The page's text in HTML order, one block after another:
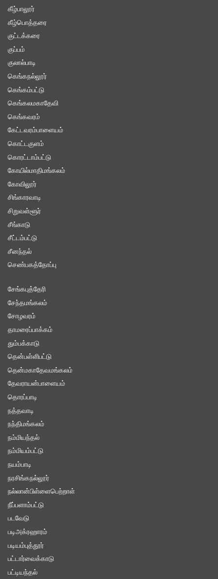
கீழ்பாலூர்
கீழ்பொத்தரை
குட்டக்கரை
குப்பம்
குலால்பாடி
கெங்கநல்லூர்
கெங்கம்பட்டு
கெங்கலமகாதேவி
கெங்கவரம்
கேட்டவரம்பாளையம்
கொட்டகுளம்
கொரட்டாம்பட்டு
கோயில்மாதிமங்கலம்
கோவிலூர்
சிங்காரவாடி
சிறுவள்ளூர்
சீங்காடு
சீட்டம்பட்டு
சீனந்தல்
செண்பகத்தோப்பு
சேங்கபுத்தேரி
சேந்தமங்கலம்
சோழவரம்
தாமரைப்பாக்கம்
தும்பக்காடு
தென்பள்ளிபட்டு
தென்மகாதேவமங்கலம்
தேவராயன்பாளையம்
தொரப்பாடி
நத்தவாடி
நந்திமங்கலம்
நம்மியந்தல்
நம்மியம்பட்டு
நயம்பாடி
நரசிங்கநல்லூர்
நல்லான்பிள்ளைபெற்றாள்
நீப்பளாம்பட்டு
படவேடு
படிஅக்ரஹாரம்
படியம்புத்தூர்
பட்டார்வைக்காடு
பட்டியந்தல்